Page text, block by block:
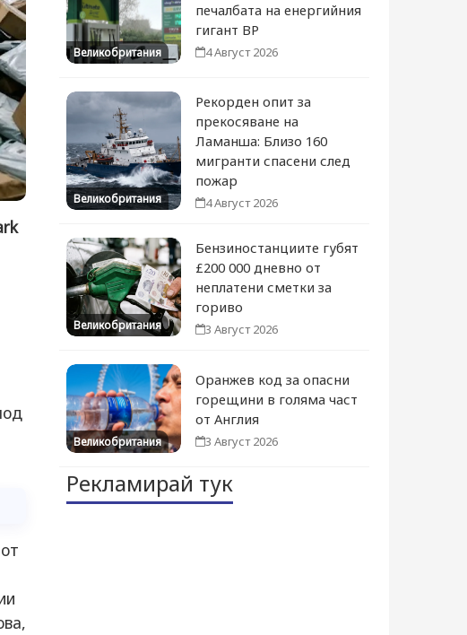
Великобритания
печалбата на енергийния
гигант BP
4 Август 2026
Великобритания
Рекорден опит за
прекосяване на
Ламанша: Близо 160
мигранти спасени след
пожар
4 Август 2026
Великобритания
Бензиностанциите губят
£200 000 дневно от
неплатени сметки за
гориво
3 Август 2026
Великобритания
Оранжев код за опасни
горещини в голяма част
от Англия
3 Август 2026
Рекламирай тук